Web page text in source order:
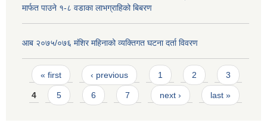
मार्फत पाउने १-८ वडाका लाभग्राहिको बिबरण
आब २०७५/०७६ मंशिर महिनाको व्यक्तिगत घटना दर्ता विवरण
Pages
« first ‹ previous 1 2 3
4 5 6 7 next › last »